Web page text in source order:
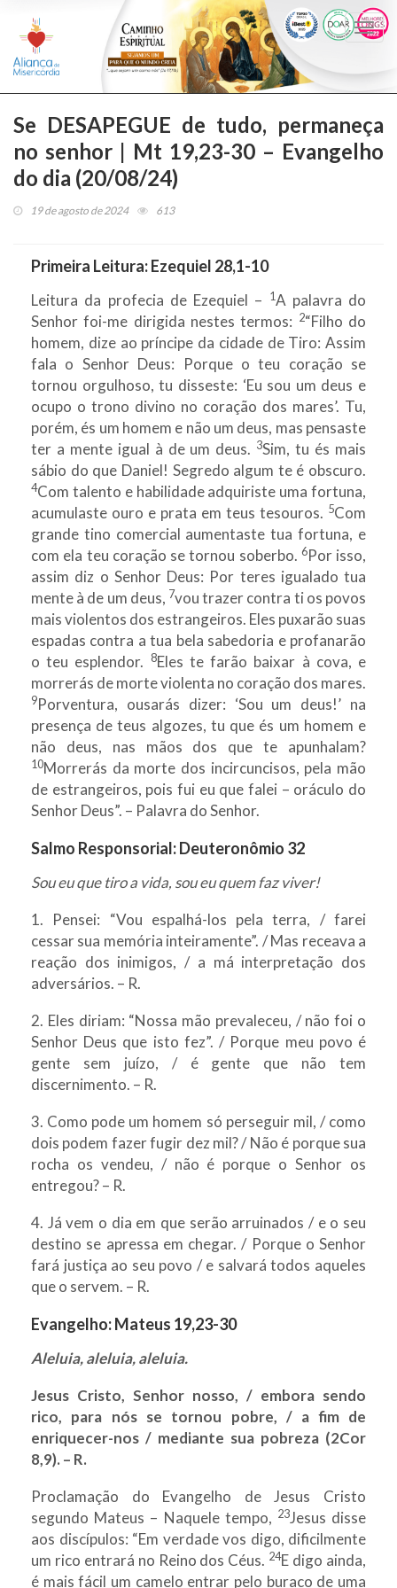
Se DESAPEGUE de tudo, permaneça
no senhor | Mt 19,23-30 – Evangelho
do dia (20/08/24)
19 de agosto de 2024 613
Primeira Leitura:Ezequiel 28,1-10
Leitura da profecia de Ezequiel – 1A palavra do
Senhor foi-me dirigida nestes termos: 2“Filho do
homem, dize ao príncipe da cidade de Tiro: Assim
fala o Senhor Deus: Porque o teu coração se
tornou orgulhoso, tu disseste: ‘Eu sou um deus e
ocupo o trono divino no coração dos mares’. Tu,
porém, és um homem e não um deus, mas pensaste
ter a mente igual à de um deus. 3Sim, tu és mais
sábio do que Daniel! Segredo algum te é obscuro.
4Com talento e habilidade adquiriste uma fortuna,
acumulaste ouro e prata em teus tesouros. 5Com
grande tino comercial aumentaste tua fortuna, e
com ela teu coração se tornou soberbo. 6Por isso,
assim diz o Senhor Deus: Por teres igualado tua
mente à de um deus, 7vou trazer contra ti os povos
mais violentos dos estrangeiros. Eles puxarão suas
espadas contra a tua bela sabedoria e profanarão
o teu esplendor.
8Eles te farão baixar à cova, e
morrerás de morte violenta no coração dos mares.
9Porventura, ousarás dizer: ‘Sou um deus!’ na
presença de teus algozes, tu que és um homem e
não deus, nas mãos dos que te apunhalam?
10Morrerás da morte dos incircuncisos, pela mão
de estrangeiros, pois fui eu que falei – oráculo do
Senhor Deus”. – Palavra do Senhor.
Salmo Responsorial:Deuteronômio 32
Sou eu que tiro a vida, sou eu quem faz viver!
1. Pensei: “Vou espalhá-los pela terra, / farei
cessar sua memória inteiramente”. / Mas receava a
reação dos inimigos, / a má interpretação dos
adversários. – R.
2. Eles diriam: “Nossa mão prevaleceu, / não foi o
Senhor Deus que isto fez”. / Porque meu povo é
gente sem juízo, / é gente que não tem
discernimento. – R.
3. Como pode um homem só perseguir mil, / como
dois podem fazer fugir dez mil? / Não é porque sua
rocha os vendeu, / não é porque o Senhor os
entregou? – R.
4. Já vem o dia em que serão arruinados / e o seu
destino se apressa em chegar. / Porque o Senhor
fará justiça ao seu povo / e salvará todos aqueles
que o servem. – R.
Evangelho:Mateus 19,23-30
Aleluia, aleluia, aleluia.
Jesus Cristo, Senhor nosso, / embora sendo
rico, para nós se tornou pobre, / a fim de
enriquecer-nos / mediante sua pobreza (2Cor
8,9). – R.
Proclamação do Evangelho de Jesus Cristo
segundo Mateus – Naquele tempo, 23Jesus disse
aos discípulos: “Em verdade vos digo, dificilmente
um rico entrará no Reino dos Céus. 24E digo ainda,
é mais fácil um camelo entrar pelo buraco de uma